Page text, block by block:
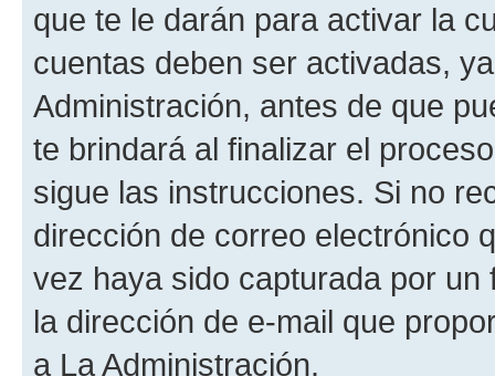
que te le darán para activar la
cuentas deben ser activadas,
Administración, antes de que
te brindará al finalizar el
sigue las instrucciones. Si no
dirección de correo electrónico
vez haya sido capturada por
la dirección de e-mail que
a La Administración.